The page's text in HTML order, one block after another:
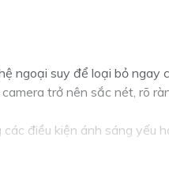
ngoại suy để loại bỏ ngay
trở nên sắc nét, rõ
điều kiện ánh sáng yếu